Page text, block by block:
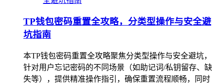
TP钱包密码重置全攻略，分类型操作与安全避
坑指南
本TP钱包密码重置全攻略聚焦分类型操作与安全避坑，
针对用户忘记密码的不同场景（如助记词/私钥留存、缺
失等），提供精准操作指引，确保重置流程顺畅，同时